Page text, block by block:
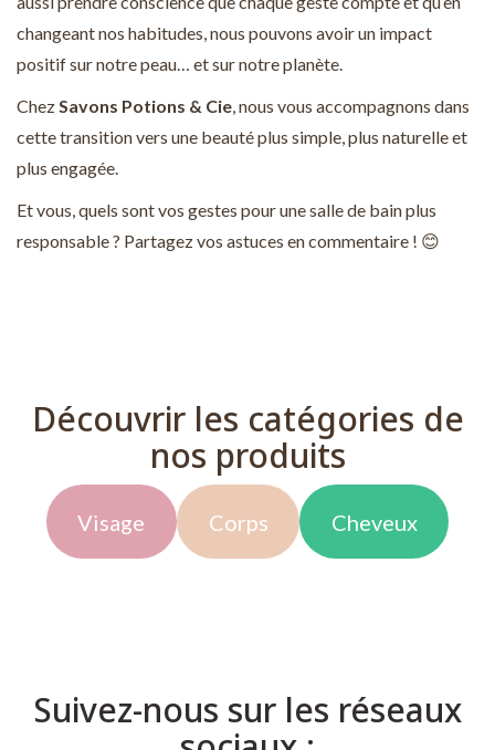
changeant nos habitudes, nous pouvons avoir un impact
positif sur notre peau… et sur notre planète.
ChezSavons Potions & Cie, nous vous accompagnons dans
cette transition vers une beauté plus simple, plus naturelle et
plus engagée.
Et vous, quels sont vos gestes pour une salle de bain plus
responsable ? Partagez vos astuces en commentaire ! 😊
Découvrir les catégories de
nos produits
Visage Corps Cheveux
Suivez-nous sur les réseaux